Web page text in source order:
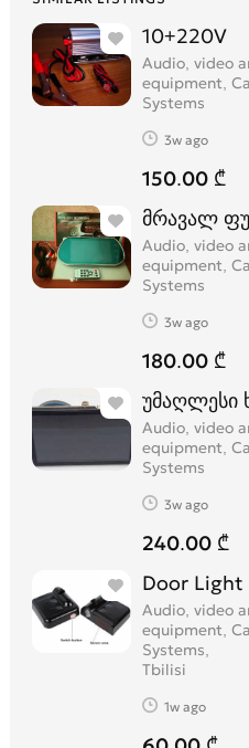
10+220V
Audio, video
equipment,
Systems
3w ago
150.00 ₾
მრავალ
Audio, video
equipment,
Systems
3w ago
180.00 ₾
უმაღლესი
Audio, video
equipment,
Systems
3w ago
240.00 ₾
Door Light
Audio, video
equipment,
Systems
Tbilisi
1w ago